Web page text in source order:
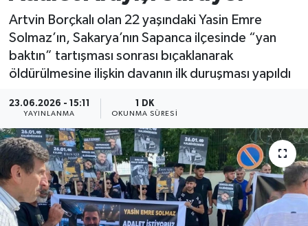
Artvin Borçkalı olan 22 yaşındaki Yasin Emre
Solmaz’ın, Sakarya’nın Sapanca ilçesinde “yan
baktın” tartışması sonrası bıçaklanarak
öldürülmesine ilişkin davanın ilk duruşması yapıldı
23.06.2026 - 15:11
YAYINLANMA
1 DK
OKUNMA SÜRESI